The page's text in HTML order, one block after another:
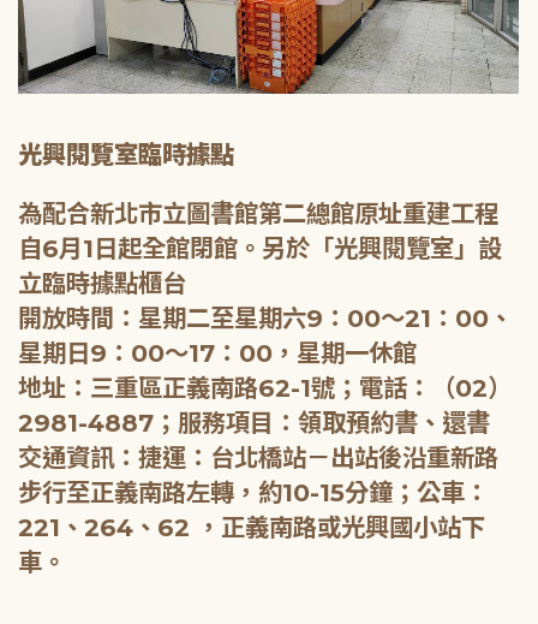
光興閱覽室臨時據點
為配合新北市立圖書館第二總館原址重建工程
自6月1日起全館閉館。另於「光興閱覽室」設
立臨時據點櫃台
開放時間：星期二至星期六9：00～21：00、
星期日9：00～17：00，星期一休館
地址：三重區正義南路62-1號；電話：（02）
2981-4887；服務項目：領取預約書、還書
交通資訊：捷運：台北橋站－出站後沿重新路
步行至正義南路左轉，約10-15分鐘；公車：
221、264、62 ，正義南路或光興國小站下
車。